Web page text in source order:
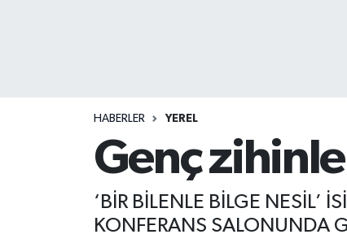
HABERLER YEREL
Genç
‘BİR BİLENLE BİLGE NESİL’
KONFERANS SALONUNDA